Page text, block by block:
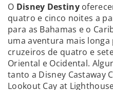
O Disney Destiny
quatro e cinco noites a
para as Bahamas e o
uma aventura mais
cruzeiros de quatro e
Oriental e Ocidental.
tanto a Disney Castaway
Lookout Cay at